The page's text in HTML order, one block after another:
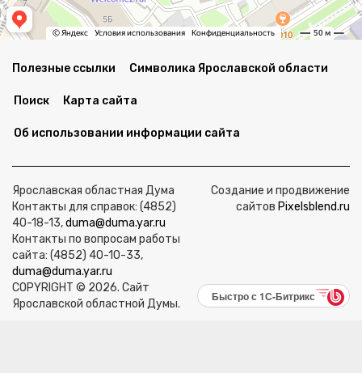
Полезные ссылки Символика Ярославской области
Поиск Карта сайта
Об использовании информации сайта
Ярославская областная Дума
Контакты для справок: (4852)
40-18-13,duma@duma.yar.ru
Контакты по вопросам работы
сайта: (4852) 40-10-33,
duma@duma.yar.ru
COPYRIGHT © 2026. Сайт
Ярославской областной Думы.
Создание и продвижение
сайтов Pixelsblend.ru
Быстро с 1С-Битрикс